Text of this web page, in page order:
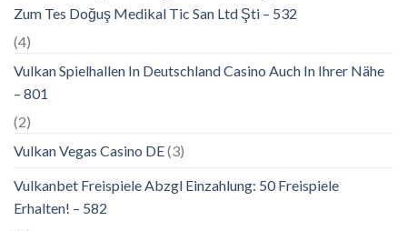
Zum Tes Doğuş Medikal Tic San Ltd Şti – 532
(4)
Vulkan Spielhallen In Deutschland Casino Auch In Ihrer Nähe
– 801
(2)
Vulkan Vegas Casino DE(3)
Vulkanbet Freispiele Abzgl Einzahlung: 50 Freispiele
Erhalten! – 582